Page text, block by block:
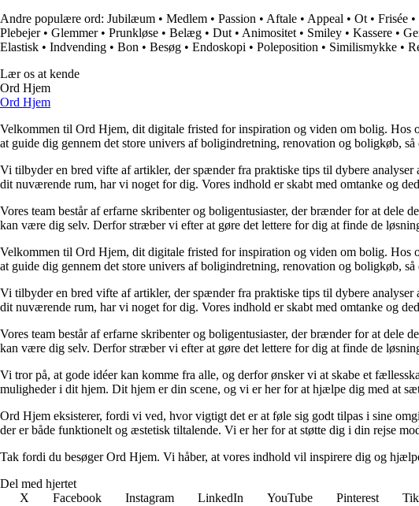
Andre populære ord: Jubilæum • Medlem • Passion • Aftale • Appeal • Ot • Frisée •
Plebejer• Glemmer• Prunkløse • Belæg • Dut • Animositet • Smiley • Kassere •
Elastisk • Indvending • Bon • Besøg • Endoskopi • Poleposition • Similismykke •
Lær os at kende
Ord Hjem
Ord Hjem
Velkommen til Ord Hjem, dit digitale fristed for inspiration og viden om bolig. Hos
at guide dig gennem det store univers af boligindretning, renovation og boligkøb,
Vi tilbyder en bred vifte af artikler, der spænder fra praktiske tips til dybere
dit nuværende rum, har vi noget for dig. Vores indhold er skabt med omtanke og
Vores team består af erfarne skribenter og boligentusiaster, der brænder for at dele
kan være dig selv. Derfor stræber vi efter at gøre det lettere for dig at finde de
Velkommen til Ord Hjem, dit digitale fristed for inspiration og viden om bolig. Hos
at guide dig gennem det store univers af boligindretning, renovation og boligkøb,
Vi tilbyder en bred vifte af artikler, der spænder fra praktiske tips til dybere
dit nuværende rum, har vi noget for dig. Vores indhold er skabt med omtanke og
Vores team består af erfarne skribenter og boligentusiaster, der brænder for at dele
kan være dig selv. Derfor stræber vi efter at gøre det lettere for dig at finde de
Vi tror på, at gode idéer kan komme fra alle, og derfor ønsker vi at skabe et
muligheder i dit hjem. Dit hjem er din scene, og vi er her for at hjælpe dig med at
Ord Hjem eksisterer, fordi vi ved, hvor vigtigt det er at føle sig godt tilpas i sine
der er både funktionelt og æstetisk tiltalende. Vi er her for at støtte dig i din rejse
Tak fordi du besøger Ord Hjem. Vi håber, at vores indhold vil inspirere dig og
Del med hjertet
X
Facebook Instagram LinkedIn YouTube Pinterest